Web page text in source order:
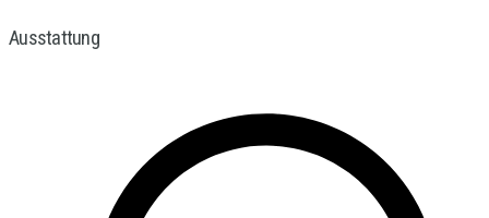
Ausstattung